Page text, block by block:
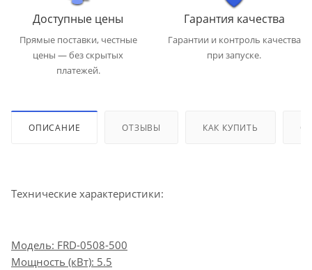
Доступные цены
Прямые поставки, честные
цены — без скрытых
платежей.
Гарантия качества
Гарантии и контроль качества
при запуске.
ОПИСАНИЕ ОТЗЫВЫ КАК КУПИТЬ
Технические характеристики:
Модель: FRD-0508-500
Мощность (кВт): 5.5